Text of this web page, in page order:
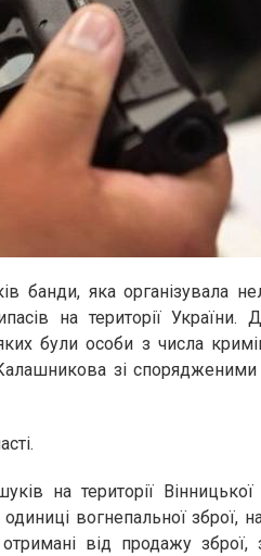
банди, яка організувала
на території України.
були особи з числа
зі
на території
вогнепальної зброї,
від продажу зброї,